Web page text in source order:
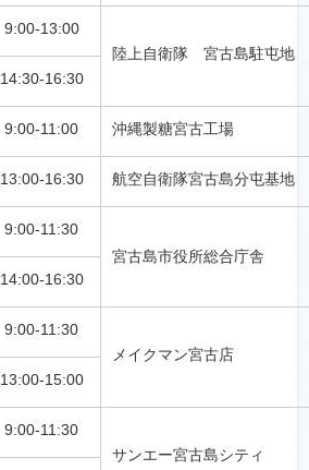
9:00-13:00
陸上自衛隊 宮古島駐屯地
14:30-16:30
9:00-11:00 沖縄製糖宮古工場
13:00-16:30 航空自衛隊宮古島分屯基地
9:00-11:30
宮古島市役所総合庁舎
14:00-16:30
9:00-11:30
メイクマン宮古店
13:00-15:00
9:00-11:30
サンエー宮古島シティ